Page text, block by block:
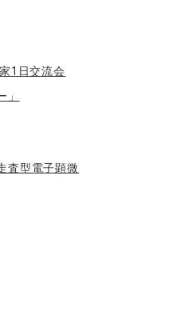
1日交流会
査型電子顕微